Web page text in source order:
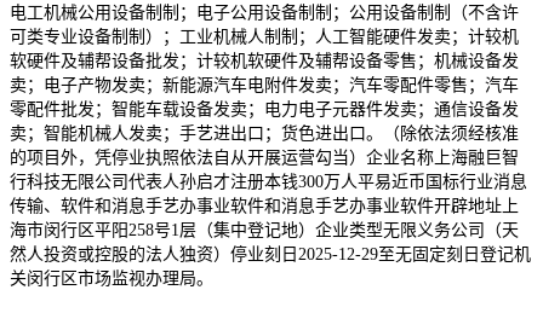
电工机械公用设备制制；电子公用设备制制；公用设备制制（不含许
可类专业设备制制）；工业机械人制制；人工智能硬件发卖；计较机
软硬件及辅帮设备批发；计较机软硬件及辅帮设备零售；机械设备发
卖；电子产物发卖；新能源汽车电附件发卖；汽车零配件零售；汽车
零配件批发；智能车载设备发卖；电力电子元器件发卖；通信设备发
卖；智能机械人发卖；手艺进出口；货色进出口。（除依法须经核准
的项目外，凭停业执照依法自从开展运营勾当）企业名称上海融巨智
行科技无限公司代表人孙启才注册本钱300万人平易近币国标行业消息
传输、软件和消息手艺办事业软件和消息手艺办事业软件开辟地址上
海市闵行区平阳258号1层（集中登记地）企业类型无限义务公司（天
然人投资或控股的法人独资）停业刻日2025-12-29至无固定刻日登记机
关闵行区市场监视办理局。